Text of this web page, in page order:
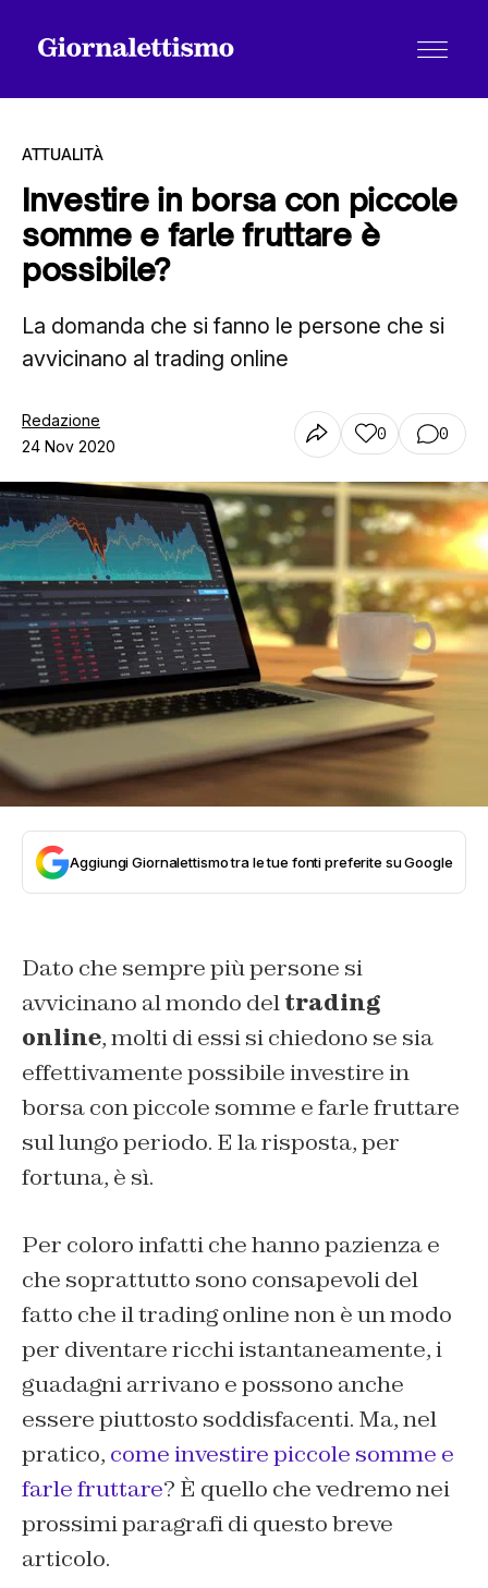
Tutti gli articoli
Chi siamo
Contatti
ATTUALITÀ
Investire in borsa con piccole
somme e farle fruttare è
possibile?
La domanda che si fanno le persone che si
avvicinano al trading online
Redazione
24 Nov 2020
0 0
Aggiungi Giornalettismo tra le tue fonti preferite su Google
Dato che sempre più persone si
avvicinano al mondo deltrading
online, molti di essi si chiedono se sia
effettivamente possibile investire in
borsa con piccole somme e farle fruttare
sul lungo periodo. E la risposta, per
fortuna, è sì.
Per coloro infatti che hanno pazienza e
che soprattutto sono consapevoli del
fatto che il trading online non è un modo
per diventare ricchi istantaneamente, i
guadagni arrivano e possono anche
essere piuttosto soddisfacenti. Ma, nel
pratico, come investire piccole somme e
farle fruttare? È quello che vedremo nei
prossimi paragrafi di questo breve
articolo.